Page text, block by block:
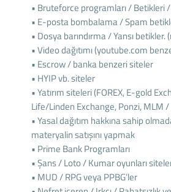
• Bruteforce programları / Betikleri
• E-posta bombalama / Spam
• Dosya barındırma / Yansı
• Video dağıtımı (youtube.com
• Escrow / banka benzeri siteler
• HYIP vb. siteler
• Yatırım siteleri (FOREX, E-gold
Life/Linden Exchange, Ponzi, MLM
• Yasal dağıtım hakkına sahip
materyalin satışını yapmak
• Prime Bank Programları
• Şans / Loto / Kumar oyunları
• MUD / RPG veya PPBG’ler